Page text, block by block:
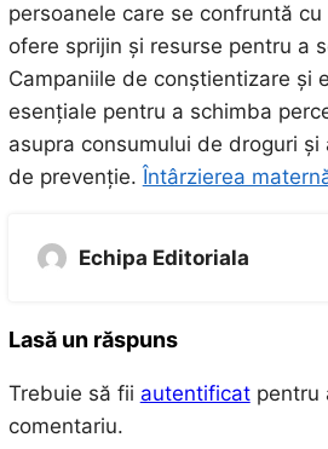
persoanele care se confruntă
ofere sprijin și resurse pentru a
Campaniile de conștientizare și
esențiale pentru a schimba
asupra consumului de droguri
de prevenție. Întârzierea
Echipa Editoriala
Lasă un răspuns
Trebuie să fii autentificatpentru
comentariu.